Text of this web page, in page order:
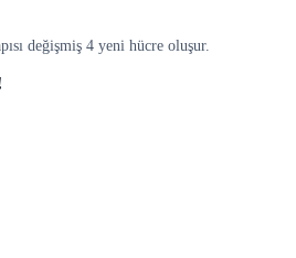
değişmiş 4 yeni hücre oluşur.